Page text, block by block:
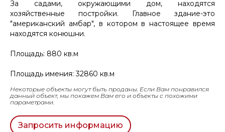
За садами, окружающими дом, находятся
хозяйственные постройки. Главное здание-это
"американский амбар", в котором в настоящее время
находятся конюшни.
Площадь: 880 кв.м
Площадь имения: 32860 кв.м
Некоторые объекты могут быть проданы. Если Вам понравился
данный объект, мы покажем Вам его и объекты с похожими
параметрами.
Запросить информацию